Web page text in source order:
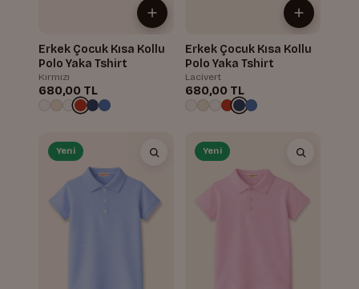
Erkek Çocuk Kısa Kollu
Polo Yaka Tshirt
Kırmızı
680,00 TL
Erkek Çocuk Kısa Kollu
Polo Yaka Tshirt
Lacivert
680,00 TL
Yeni Yeni